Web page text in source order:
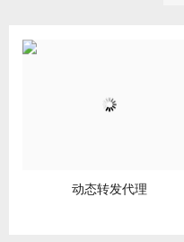
动态转发代理